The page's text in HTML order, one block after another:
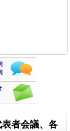
者会議、各